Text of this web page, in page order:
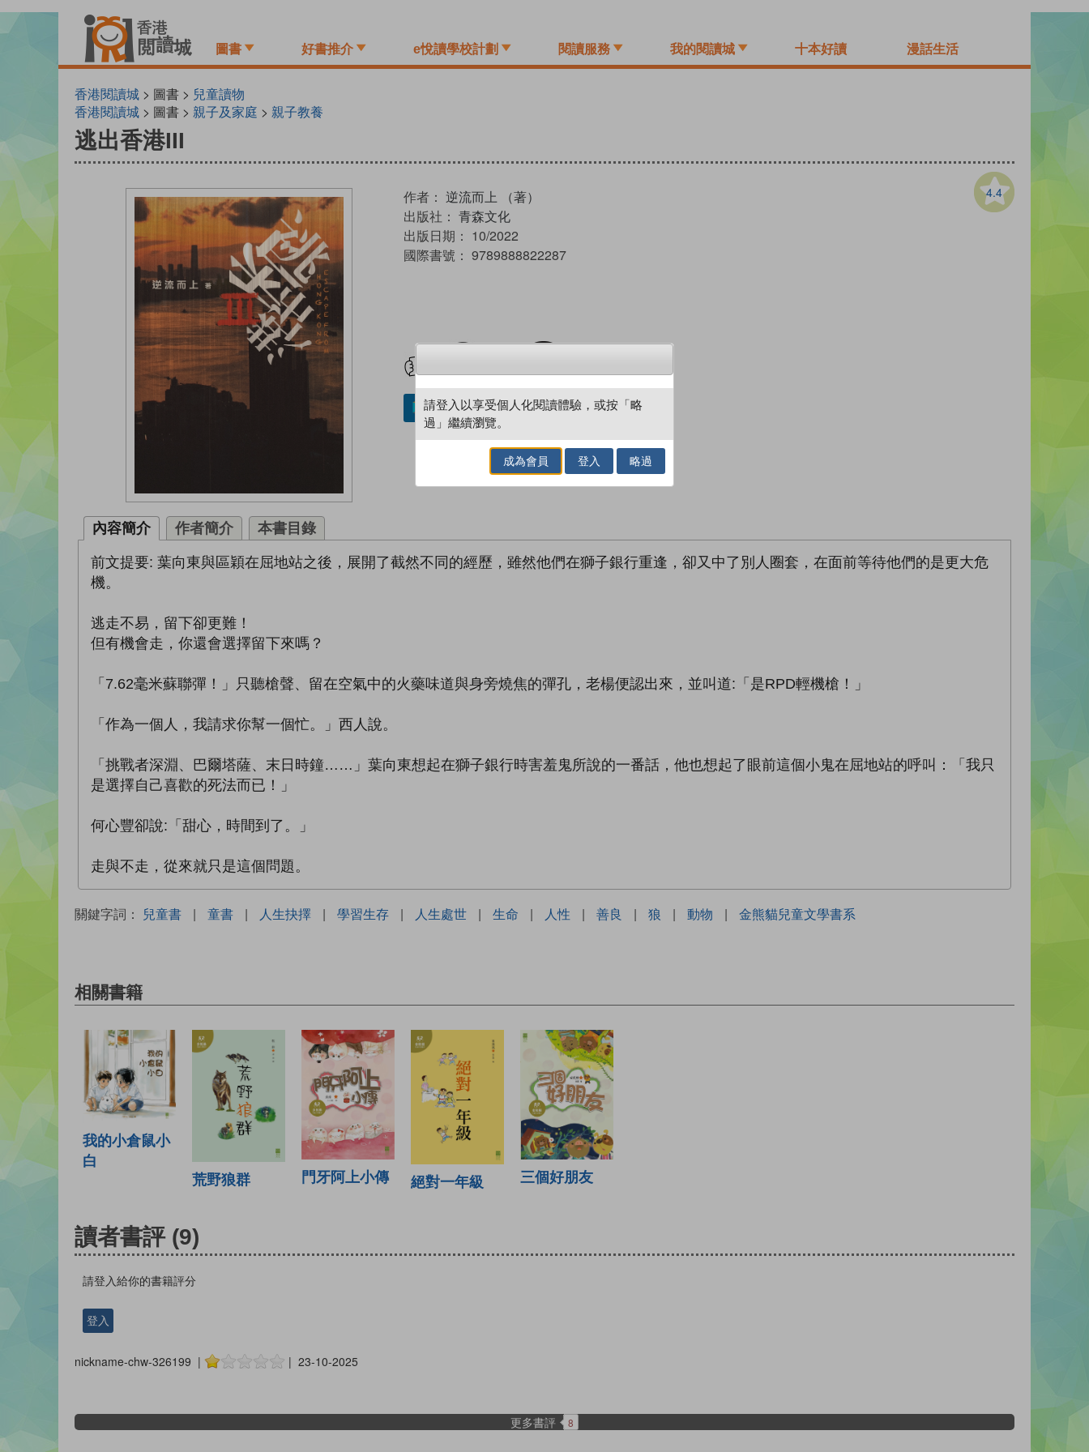
to
圖書 好書推介 e悅讀學校計劃 閱讀服務 我的閱讀城 十本好讀 漫話生活
香港閱讀城 > 圖書 > 兒童讀物
香港閱讀城 > 圖書 > 親子及家庭 > 親子教養
逃出香港III
4.4
作者： 逆流而上 （著）
出版社： 青森文化
出版日期： 10/2022
國際書號： 9789888822287
試閲 加入閱讀紀錄
加入／閱讀電子書
內容簡介 作者簡介 本書目錄
前文提要: 葉向東與區穎在屈地站之後，展開了截然不同的經歷，雖然他們在獅子銀行重逢，卻又中了別人圈套，在面前等待他們的是更大危
機。
逃走不易，留下卻更難！
但有機會走，你還會選擇留下來嗎？
「7.62毫米蘇聯彈！」只聽槍聲、留在空氣中的火藥味道與身旁燒焦的彈孔，老楊便認出來，並叫道:「是RPD輕機槍！」
「作為一個人，我請求你幫一個忙。」西人說。
「挑戰者深淵、巴爾塔薩、末日時鐘……」葉向東想起在獅子銀行時害羞鬼所說的一番話，他也想起了眼前這個小鬼在屈地站的呼叫：「我只
是選擇自己喜歡的死法而已！」
何心豐卻說:「甜心，時間到了。」
走與不走，從來就只是這個問題。
關鍵字詞： 兒童書 | 童書 | 人生抉擇 | 學習生存 | 人生處世 | 生命 | 人性 | 善良 | 狼 | 動物 | 金熊貓兒童文學書系
相關書籍
我的小倉鼠小
白
荒野狼群
門牙阿上小傳 絕對一年級 三個好朋友
讀者書評 (9)
請登入給你的書籍評分
登入
nickname-chw-326199 | | 23-10-2025
更多書評 8
請登入以享受個人化閱讀體驗，或按「略
過」繼續瀏覽。
成為會員 登入 略過